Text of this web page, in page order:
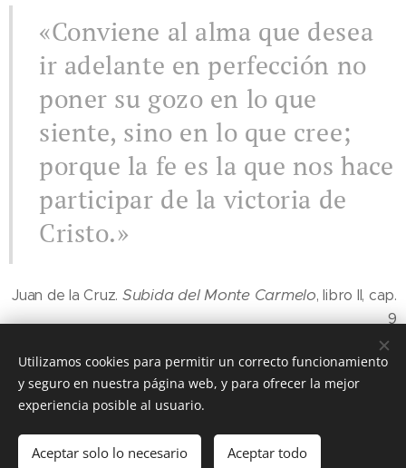
«Conviene al alma que desea
ir adelante en perfección no
poner su gozo en lo que
siente, sino en lo que cree;
porque la fe es la que nos hace
participar de la victoria de
Cristo.»
Juan de la Cruz.Subida del Monte Carmelo, libro II, cap.
9
Share
Utilizamos cookies para permitir un correcto funcionamiento
y seguro en nuestra página web, y para ofrecer la mejor
experiencia posible al usuario.
Aceptar solo lo necesario Aceptar todo